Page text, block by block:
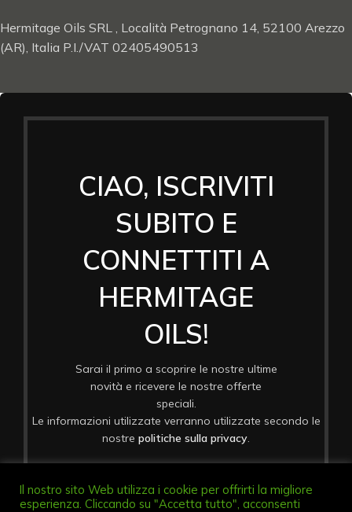
Hermitage Oils SRL , Località Petrognano 14, 52100 Arezzo
(AR), Italia P.I./VAT 02405490513
CIAO, ISCRIVITI
SUBITO E
CONNETTITI A
HERMITAGE
OILS!
Sarai il primo a scoprire le nostre ultime
novità e ricevere le nostre offerte
speciali.
Le informazioni utilizzate verranno utilizzate secondo le
nostre politiche sulla privacy.
Il nostro sito Web utilizza i cookie per offrirti la migliore
esperienza. Cliccando su "Accetta tutto", acconsenti